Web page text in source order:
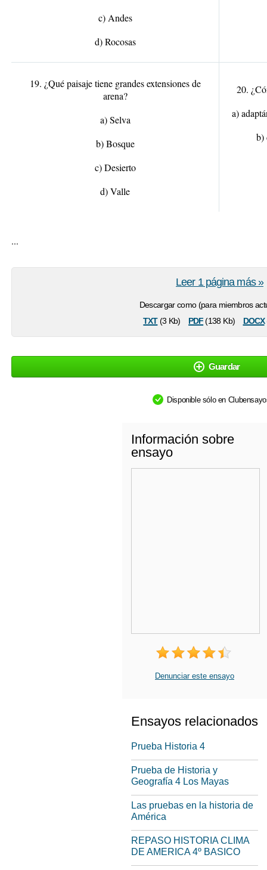
c) Andes
d) Rocosas
19. ¿Qué paisaje tiene grandes extensiones de
arena?
a) Selva
b) Bosque
c) Desierto
d) Valle
20.
a)
b)
...
Descargar como (para miembros
txt(3 Kb) pdf(138 Kb) docx
Leer 1 página más »
Guardar
Disponible sólo en
Información sobre
ensayo
Denunciar este ensayo
Ensayos relacionados
Prueba Historia 4
Prueba de Historia y
Geografía 4 Los Mayas
Las pruebas en la historia de
América
REPASO HISTORIA CLIMA
DE AMERICA 4º BASICO